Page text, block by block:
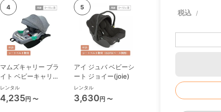
マムズキャリー ブラ
イト ベビーキャリー
ベビーシート 西松屋
レンタル
4,235円 〜
アイ ジュバ ベビーシ
ート ジョイー(joie)
レンタル
3,630円 〜 円 〜